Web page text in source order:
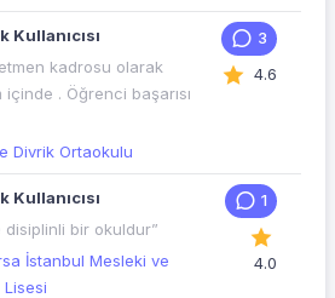
Kullanıcısı
kadrosu olarak
. Öğrenci başarısı
Divrik Ortaokulu
3
4.6
Kullanıcısı
disiplinli bir okuldur”
İstanbul Mesleki ve
1
4.0